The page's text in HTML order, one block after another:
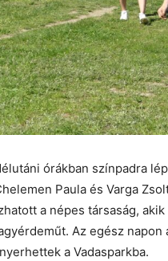
órákban színpadra
Paula és Varga
a népes társaság,
Az egész
a Vadasparkba.